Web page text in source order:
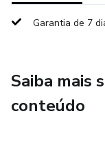
O material inclui
atividade notarial
Garantia de 7
Saiba mais
conteúdo